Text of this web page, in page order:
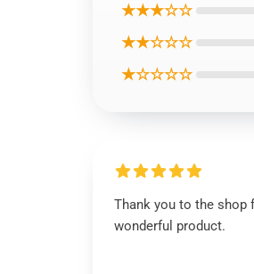
★★★☆☆
★★☆☆☆
★☆☆☆☆
Thank you to the shop
wonderful product.